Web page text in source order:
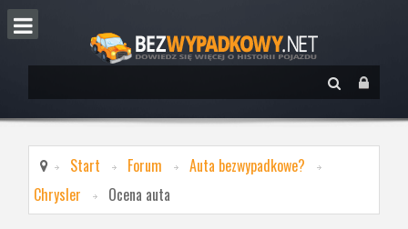
Start Forum
Auta bezwypadkowe?
Chrysler
Ocena auta